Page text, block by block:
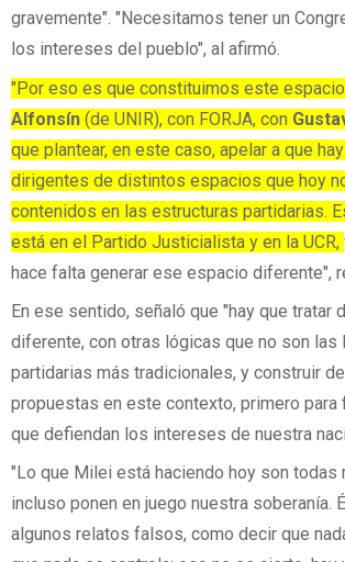
gravemente". "Necesitamos tener un
los intereses del pueblo", al afirmó.
"Por eso es que constituimos este
Alfonsín (de UNIR), con FORJA, con
que plantear, en este caso, apelar a que
dirigentes de distintos espacios que hoy
contenidos en las estructuras partidarias.
está en el Partido Justicialista y en la UCR,
hace falta generar ese espacio diferente",
En ese sentido, señaló que "hay que tratar
diferente, con otras lógicas que no son las
partidarias más tradicionales, y construir
propuestas en este contexto, primero para
que defiendan los intereses de nuestra
"Lo que Milei está haciendo hoy son todas
incluso ponen en juego nuestra soberanía.
algunos relatos falsos, como decir que